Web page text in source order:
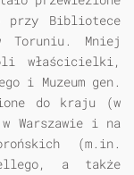
przy Bibliotece
Toruniu. Mniej
właścicielki,
i Muzeum gen.
do kraju (w
Warszawie i na
(m.in.
a także